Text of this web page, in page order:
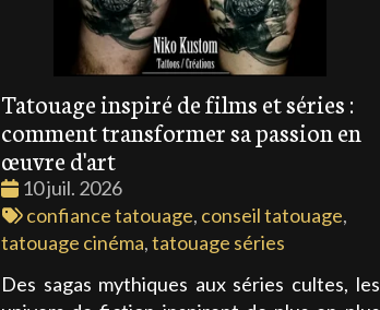
Tatouage inspiré de films et séries :
comment transformer sa passion en
œuvre d'art
Date
:
10 juil. 2026
Tags
:
confiance tatouage, conseil tatouage,
tatouage cinéma,tatouage séries
Des sagas mythiques aux séries cultes, les